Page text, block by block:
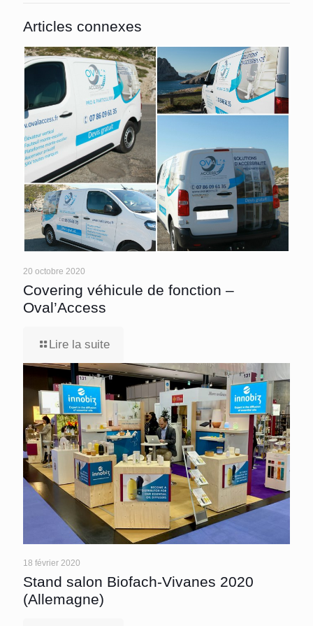
Articles connexes
20 octobre 2020
Covering véhicule de fonction –
Oval’Access
Lire la suite
18 février 2020
Stand salon Biofach-Vivanes 2020
(Allemagne)